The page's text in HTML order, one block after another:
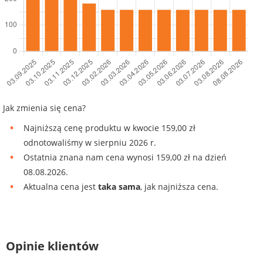
Jak zmienia się cena?
Najniższą cenę produktu w kwocie 159,00 zł
odnotowaliśmy w sierpniu 2026 r.
Ostatnia znana nam cena wynosi 159,00 zł na dzień
08.08.2026.
Aktualna cena jest taka sama, jak najniższa cena.
Opinie klientów